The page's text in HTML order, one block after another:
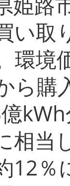
い取
環境
ら購
相当
12％